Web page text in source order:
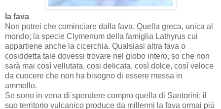
la fava
Non potrei che cominciare dalla fava. Quella greca, unica al
mondo; la specie Clymenum della famiglia Lathyrus cui
appartiene anche la cicerchia. Qualsiasi altra fava o
cosiddetta tale dovessi trovare nel globo intero, so che non
sarà mai così vellutata, cosi delicata, così dolce, così veloce
da cuocere che non ha bisogno di essere messa in
ammollo.
Se sono in vena di spendere compro quella di Santorini; il
suo territorio vulcanico produce da millenni la fava ormai più